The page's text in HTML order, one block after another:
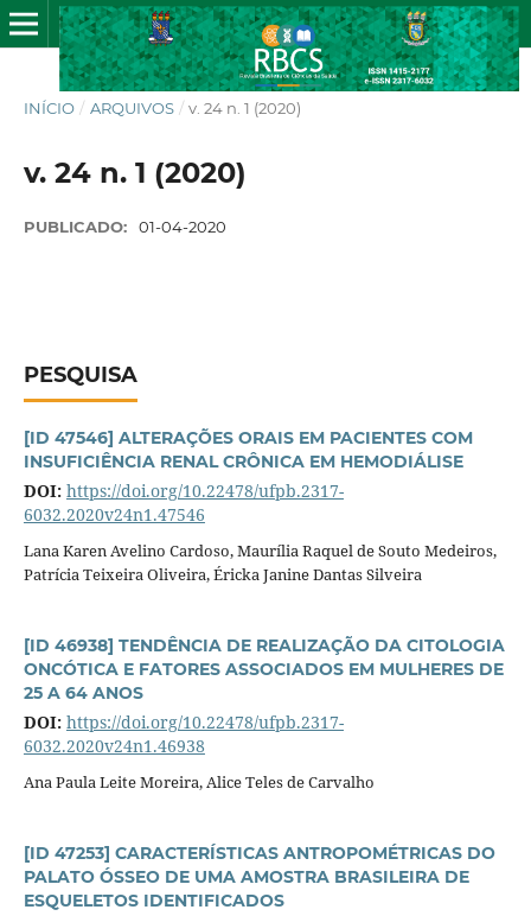
INÍCIO / ARQUIVOS / v. 24 n. 1 (2020)
v. 24 n. 1 (2020)
PUBLICADO: 01-04-2020
PESQUISA
[ID 47546] ALTERAÇÕES ORAIS EM PACIENTES COM
INSUFICIÊNCIA RENAL CRÔNICA EM HEMODIÁLISE
DOI: https://doi.org/10.22478/ufpb.2317-
6032.2020v24n1.47546
Lana Karen Avelino Cardoso, Maurília Raquel de Souto Medeiros,
Patrícia Teixeira Oliveira, Éricka Janine Dantas Silveira
[ID 46938] TENDÊNCIA DE REALIZAÇÃO DA CITOLOGIA
ONCÓTICA E FATORES ASSOCIADOS EM MULHERES DE
25 A 64 ANOS
DOI: https://doi.org/10.22478/ufpb.2317-
6032.2020v24n1.46938
Ana Paula Leite Moreira, Alice Teles de Carvalho
[ID 47253] CARACTERÍSTICAS ANTROPOMÉTRICAS DO
PALATO ÓSSEO DE UMA AMOSTRA BRASILEIRA DE
ESQUELETOS IDENTIFICADOS